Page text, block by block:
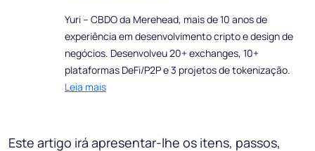
Yuri – CBDO da Merehead, mais de 10 anos de
experiência em desenvolvimento cripto e design de
negócios. Desenvolveu 20+ exchanges, 10+
plataformas DeFi/P2P e 3 projetos de tokenização.
Leia mais
Este artigo irá apresentar-lhe os itens, passos,